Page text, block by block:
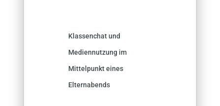
Klassenchat und
Mediennutzung im
Mittelpunkt eines
Elternabends